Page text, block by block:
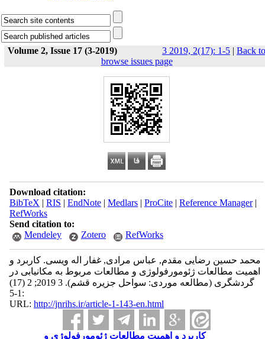
Volume 2, Issue 17 (3-2019) 3 2019, 2(17): 1-5 | Back to
browse issues page
Download citation:
BibTeX | RIS | EndNote| Medlars| ProCite| Reference Manager|
RefWorks
Send citation to:
Mendeley
Zotero RefWorks
محمد حسین رضایی مقدم, عباس مرادی, غفار اله ویسی. کاربرد و
اهمیت مطالعات ژئومورفولوژی و مطالعات مربوط به مکانیابی در
گردشگری (مطالعه موردی: سواحل جزیره قشم). 3 2019; 2 (17)
:1-5
URL: http://jnrihs.ir/article-1-143-en.html
کاربرد و اهمیت مطالعات ژئومورفولوژی و